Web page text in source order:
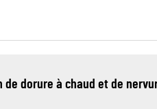
de dorure à chaud et de